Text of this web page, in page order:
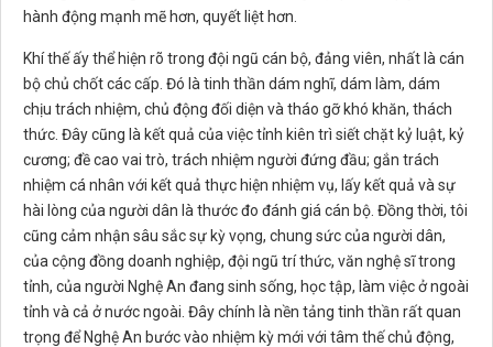
hành động mạnh mẽ hơn, quyết liệt hơn.
Khí thế ấy thể hiện rõ trong đội ngũ cán bộ, đảng viên, nhất là cán
bộ chủ chốt các cấp. Đó là tinh thần dám nghĩ, dám làm, dám
chịu trách nhiệm, chủ động đối diện và tháo gỡ khó khăn, thách
thức. Đây cũng là kết quả của việc tỉnh kiên trì siết chặt kỷ luật, kỷ
cương; đề cao vai trò, trách nhiệm người đứng đầu; gắn trách
nhiệm cá nhân với kết quả thực hiện nhiệm vụ, lấy kết quả và sự
hài lòng của người dân là thước đo đánh giá cán bộ. Đồng thời, tôi
cũng cảm nhận sâu sắc sự kỳ vọng, chung sức của người dân,
của cộng đồng doanh nghiệp, đội ngũ trí thức, văn nghệ sĩ trong
tỉnh, của người Nghệ An đang sinh sống, học tập, làm việc ở ngoài
tỉnh và cả ở nước ngoài. Đây chính là nền tảng tinh thần rất quan
trọng để Nghệ An bước vào nhiệm kỳ mới với tâm thế chủ động,